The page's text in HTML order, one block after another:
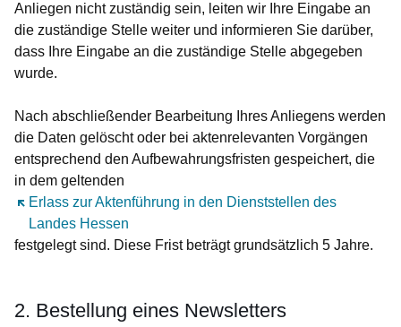
Anliegen nicht zuständig sein, leiten wir Ihre Eingabe an
die zuständige Stelle weiter und informieren Sie darüber,
dass Ihre Eingabe an die zuständige Stelle abgegeben
wurde.
Nach abschließender Bearbeitung Ihres Anliegens werden
die Daten gelöscht oder bei aktenrelevanten Vorgängen
entsprechend den Aufbewahrungsfristen gespeichert, die
in dem geltenden
Erlass zur Aktenführung in den Dienststellen des
Landes Hessen
Öffnet sich in einem neuen Fenster
festgelegt sind. Diese Frist beträgt grundsätzlich 5 Jahre.
2. Bestellung eines Newsletters